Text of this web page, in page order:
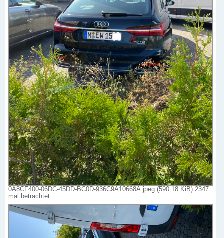
0A8CF400-06DC-45DD-BC0D-936C9A10668A.jpeg (590.18 KiB) 2347
mal betrachtet